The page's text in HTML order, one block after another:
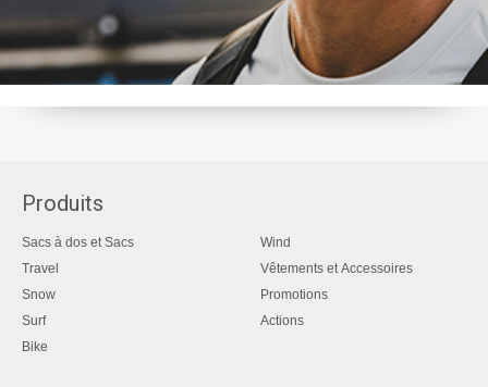
Produits
Sacs à dos et Sacs
Travel
Snow
Surf
Bike
Wind
Vêtements et Accessoires
Promotions
Actions